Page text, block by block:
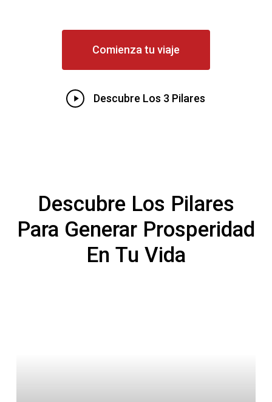
Comienza tu viaje
Play
Descubre Los 3 Pilares
Descubre Los Pilares
Para Generar Prosperidad
En Tu Vida